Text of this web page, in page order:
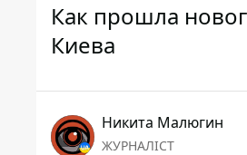
Как прошла
Киева
Никита Малюгин
ЖУРНАЛІСТ